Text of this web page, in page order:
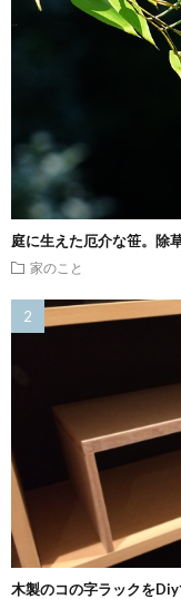
庭に生えた厄介な笹。除
家のこと
木製のコの字ラックをDiy